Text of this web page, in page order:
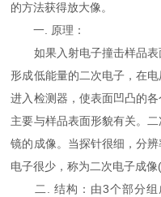
的方法获得放大像。
一. 原理：
如果入射电子撞击样品表
形成低能量的二次电子，在
进入检测器，使表面凹凸的
主要与样品表面形貌有关。
镜的成像。当探针很细，分
电子很少，称为二次电子成像
二. 结构：由3个部分组